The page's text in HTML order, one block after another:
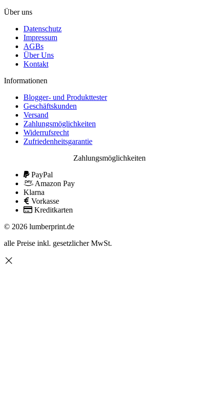
Über uns
Datenschutz
Impressum
AGBs
Über Uns
Kontakt
Informationen
Blogger- und Produkttester
Geschäftskunden
Versand
Zahlungsmöglichkeiten
Widerrufsrecht
Zufriedenheitsgarantie
Zahlungsmöglichkeiten
PayPal
Amazon Pay
Klarna
Vorkasse
Kreditkarten
© 2026 lumberprint.de
alle Preise inkl. gesetzlicher MwSt.